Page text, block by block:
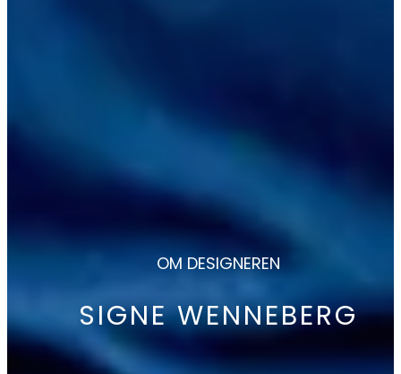
OM DESIGNEREN
SIGNE WENNEBERG